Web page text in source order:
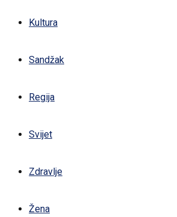
Kultura
Sandžak
Regija
Svijet
Zdravlje
Žena